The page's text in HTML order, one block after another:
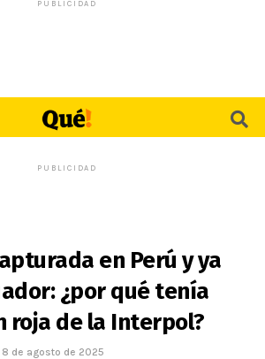
PUBLICIDAD
PUBLICIDAD
en Perú y ya
¿por qué tenía
roja de la Interpol?
8 de agosto de 2025